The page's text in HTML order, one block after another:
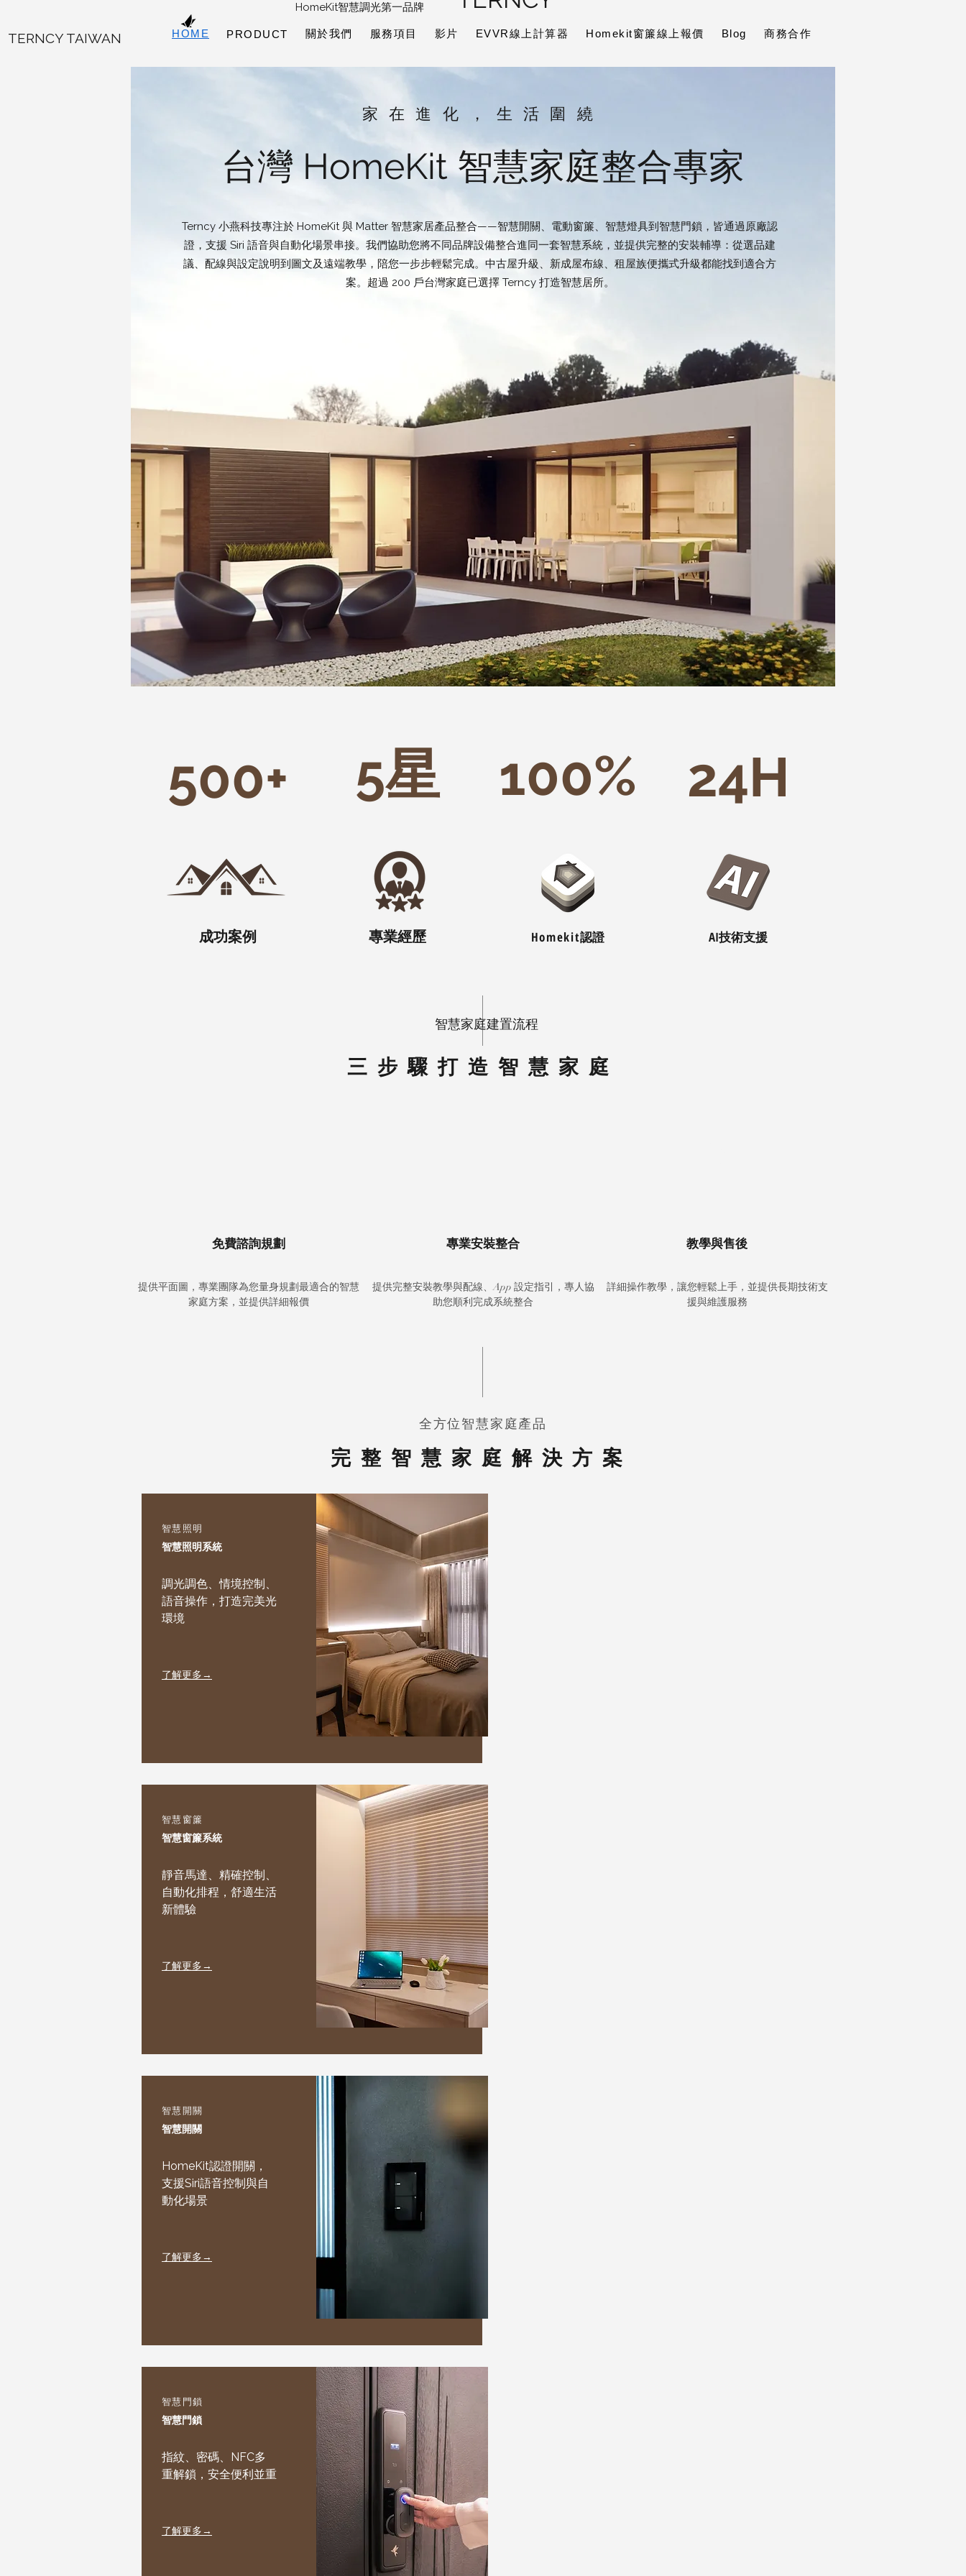
TERNCY TAIWAN HOME PRODUCT 關於我們 服務項目 影片 EVVR線上計算器 Homekit窗簾線上報價 Blog 商務合作
家在進化，生活圍繞
台灣 HomeKit 智慧家庭整合專家
Terncy 小燕科技專注於 HomeKit 與 Matter 智慧家居產品整合——智慧開關、電動窗簾、智慧燈具到智慧門鎖，皆通過原廠認
證，支援 Siri 語音與自動化場景串接。我們協助您將不同品牌設備整合進同一套智慧系統，並提供完整的安裝輔導：從選品建
議、配線與設定說明到圖文及遠端教學，陪您一步步輕鬆完成。中古屋升級、新成屋布線、租屋族便攜式升級都能找到適合方
案。超過 200 戶台灣家庭已選擇 Terncy 打造智慧居所。
500+ 5星 100% 24H
專業經歷
成功案例 Homekit認證 AI技術支援
智慧家庭建置流程
三步驟打造智慧家庭
免費諮詢規劃
提供平面圖，專業團隊為您量身規劃最適合的智慧
家庭方案，並提供詳細報價
專業安裝整合
提供完整安裝教學與配線、App 設定指引，專人協
助您順利完成系統整合
教學與售後
詳細操作教學，讓您輕鬆上手，並提供長期技術支
援與維護服務
全方位智慧家庭產品​
完整智慧家庭解決方案
​智慧照明系統
調光調色、情境控制、
語音操作，打造完美光
環境
了解更多→
智慧照明
智慧窗簾系統
靜音馬達、精確控制、
自動化排程，舒適生活
新體驗
了解更多→
智慧窗簾
智慧開關
HomeKit認證開關，
支援Siri語音控制與自
動化場景
了解更多→
智慧開關
智慧門鎖
指紋、密碼、NFC多
重解鎖，安全便利並重
​了解更多→
智慧門鎖
HomeKit智慧調光第一品牌